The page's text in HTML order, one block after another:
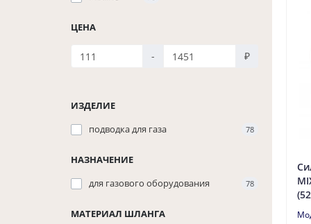
ЦЕНА
- ₽
ИЗДЕЛИЕ
подводка для газа
78
НАЗНАЧЕНИЕ
для газового оборудования
78
МАТЕРИАЛ ШЛАНГА